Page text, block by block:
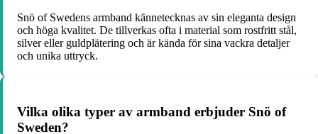
Snö of Swedens armband kännetecknas av sin eleganta design
och höga kvalitet. De tillverkas ofta i material som rostfritt stål,
silver eller guldplätering och är kända för sina vackra detaljer
och unika uttryck.
Vilka olika typer av armband erbjuder Snö of
Sweden?